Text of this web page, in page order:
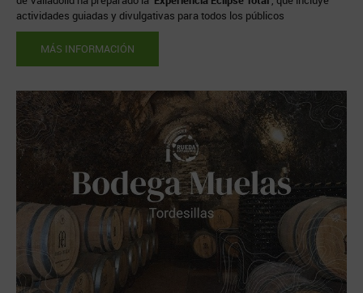
actividades guiadas y divulgativas para todos los públicos
MÁS INFORMACIÓN